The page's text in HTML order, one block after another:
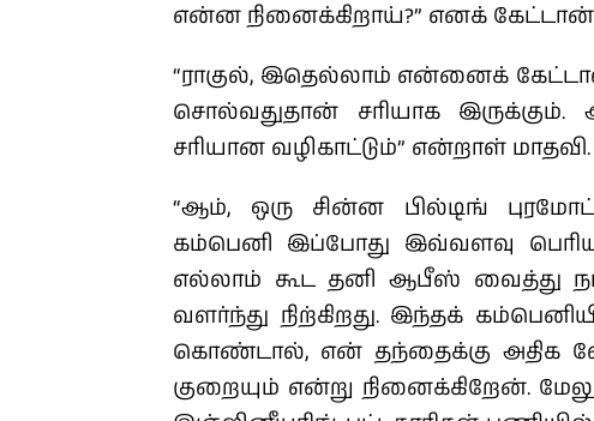
என்ன நினைக்கிறாய்?” எனக் கேட்டான்
“ராகுல், இதெல்லாம் என்னைக்
சொல்வதுதான் சரியாக
சரியான வழிகாட்டும்” என்றாள் மாதவி.
“ஆம், ஒரு சின்ன பில்டிங்
கம்பெனி இப்போது இவ்வளவு
எல்லாம் கூட தனி ஆபீஸ் வைத்து
வளர்ந்து நிற்கிறது. இந்தக்
கொண்டால், என் தந்தைக்கு அதிக
குறையும் என்று நினைக்கிறேன்.